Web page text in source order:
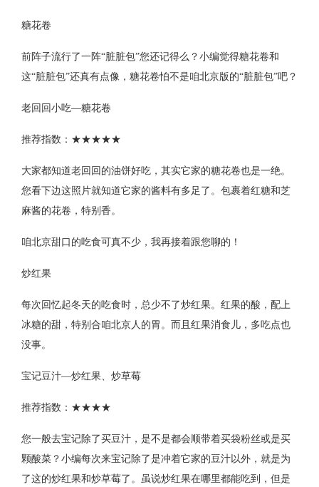
糖花卷
前阵子流行了一阵“脏脏包”您还记得么？小编觉得糖花卷和
这“脏脏包”还真有点像，糖花卷怕不是咱北京版的“脏脏包”吧？
老回回小吃—糖花卷
推荐指数：★★★★★
大家都知道老回回的油饼好吃，其实它家的糖花卷也是一绝。
您看下边这照片就知道它家的酱料有多足了。包裹着红糖和芝
麻酱的花卷，特别香。
咱北京甜口的吃食可真不少，我再接着跟您聊的！
炒红果
每次回忆起冬天的吃食时，总少不了炒红果。红果的酸，配上
冰糖的甜，特别合咱北京人的胃。而且红果消食儿，多吃点也
没事。
宝记豆汁—炒红果、炒草莓
推荐指数：★★★★
您一般去宝记除了买豆汁，是不是都会顺带着买袋粉丝或是买
颗酸菜？小编每次来宝记除了是冲着它家的豆汁以外，就是为
了这的炒红果和炒草莓了。虽说炒红果在哪里都能吃到，但是